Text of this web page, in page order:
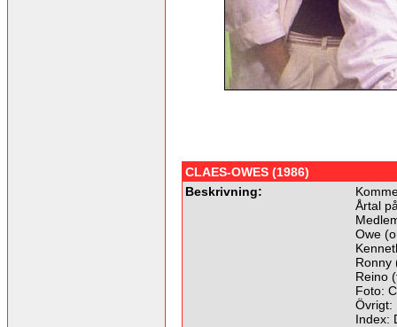
CLAES-OWES (1986)
Beskrivning:
Årtal
Owe
Ronny
Reino
Foto:
Övrigt:
Index: